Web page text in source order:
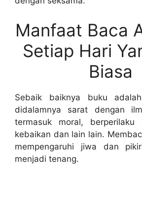
Manfaat Baca
Setiap Hari
Biasa
Sebaik baiknya buku
didalamnya sarat dengan
termasuk moral, berperilaku
kebaikan dan lain lain.
mempengaruhi jiwa dan
menjadi tenang.